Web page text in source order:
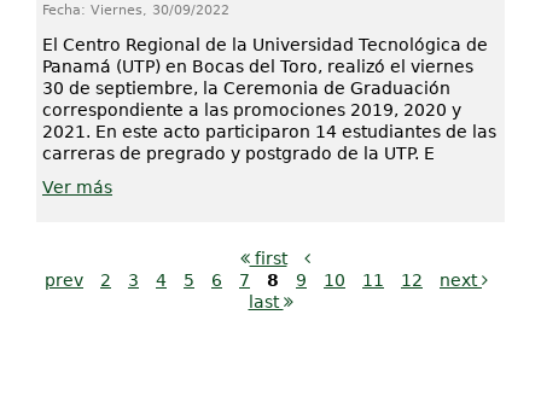
Fecha: Viernes, 30/09/2022
El Centro Regional de la Universidad Tecnológica de
Panamá (UTP) en Bocas del Toro, realizó el viernes
30 de septiembre, la Ceremonia de Graduación
correspondiente a las promociones 2019, 2020 y
2021. En este acto participaron 14 estudiantes de las
carreras de pregrado y postgrado de la UTP. E
Ver más
first
prev
2 3 4 5 6 7 8 9 10 11 12
next
last